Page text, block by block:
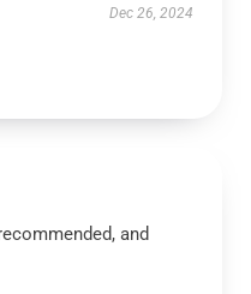
Dec 26, 2024
and